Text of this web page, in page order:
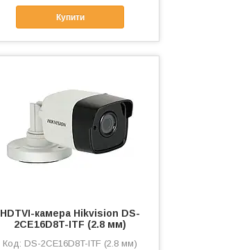
Купити
HDTVI-камера Hikvision DS-
2CE16D8T-ITF (2.8 мм)
DS-2CE16D8T-ITF (2.8 мм)